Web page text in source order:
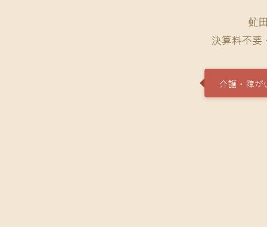
虻
決算料不要
介護・障が